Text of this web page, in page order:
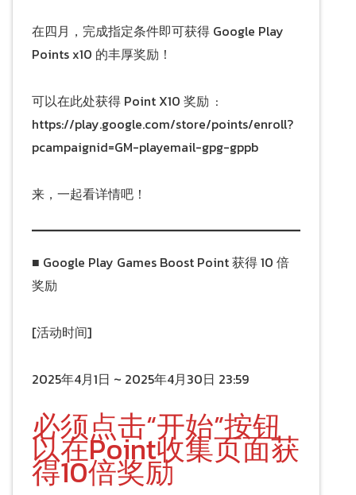
在四月，完成指定条件即可获得 Google Play
Points x10 的丰厚奖励！
可以在此处获得 Point X10 奖励 :
https://play.google.com/store/points/enroll?
pcampaignid=GM-playemail-gpg-gppb
来，一起看详情吧！
■ Google Play Games Boost Point 获得 10 倍
奖励
[活动时间]
2025年4月1日 ~ 2025年4月30日 23:59
必须点击“开始”按钮
以在Point收集页面获
得10倍奖励